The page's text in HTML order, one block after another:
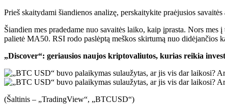
Prieš skaitydami šiandienos analizę, perskaitykite praėjusios
Šiandien mes pradedame nuo savaitės laiko, kaip įprasta. Nors
palietė MA50. RSI rodo paslėptą meškos skirtumą nuo
„Discover“: geriausios naujos kriptovaliutos, kurias reikia
(Šaltinis – „TradingView“, „BTCUSD“)